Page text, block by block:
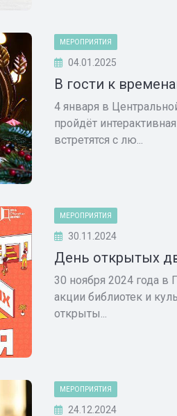
МЕРОПРИЯТИЯ
04.01.2025
В гости к
4 января в
пройдёт
встретятся с лю...
МЕРОПРИЯТИЯ
30.11.2024
День открытых
30 ноября 2024 года
акции библиотек и
открыты...
МЕРОПРИЯТИЯ
24.12.2024